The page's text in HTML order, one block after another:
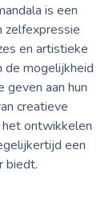
is een
zelfexpressie
en artistieke
de mogelijkheid
aan hun
creatieve
het ontwikkelen
een
biedt.